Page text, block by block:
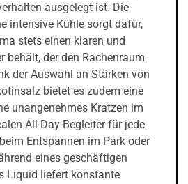
ausgelegt ist. Die
intensive Kühle sorgt dafür,
stets einen klaren und
behält, der den Rachenraum
der Auswahl an Stärken von
bietet es zudem eine
unangenehmes Kratzen im
All-Day-Begleiter für jede
Entspannen im Park oder
eines geschäftigen
Liquid liefert konstante